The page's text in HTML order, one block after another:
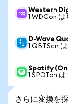
Western
1 WDCon
D-Wave
1 QBTSon
Spotify
1 SPOTon
さらに変換を